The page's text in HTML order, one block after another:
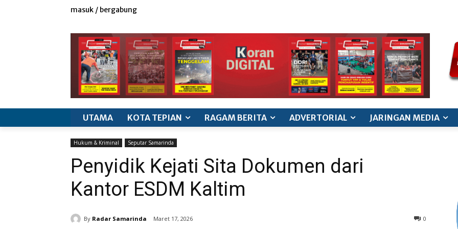
masuk / bergabung
UTAMA KOTA TEPIAN RAGAM BERITA ADVERTORIAL JARINGAN MEDIA
Hukum & Kriminal Seputar Samarinda
Penyidik Kejati Sita Dokumen dari
Kantor ESDM Kaltim
By Radar Samarinda Maret 17, 2026 0